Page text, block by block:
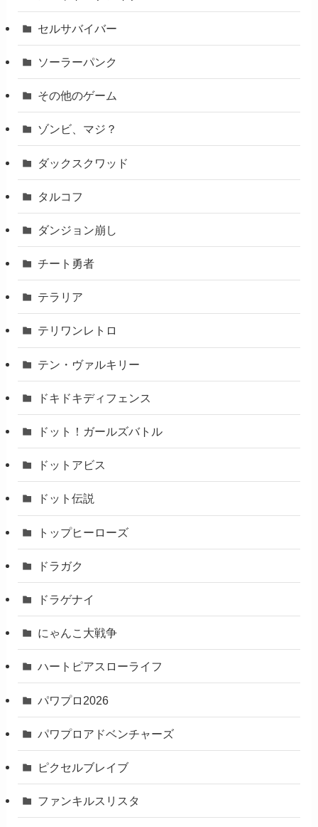
セルサバイバー
ソーラーパンク
その他のゲーム
ゾンビ、マジ？
ダックスクワッド
タルコフ
ダンジョン崩し
チート勇者
テラリア
テリワンレトロ
テン・ヴァルキリー
ドキドキディフェンス
ドット！ガールズバトル
ドットアビス
ドット伝説
トップヒーローズ
ドラガク
ドラゲナイ
にゃんこ大戦争
ハートピアスローライフ
パワプロ2026
パワプロアドベンチャーズ
ピクセルブレイブ
ファンキルスリスタ